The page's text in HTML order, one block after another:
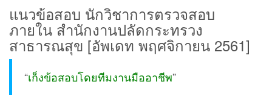
แนวข้อสอบ นักวิชาการตรวจสอบ
ภายใน สำนักงานปลัดกระทรวง
สาธารณสุข [อัพเดท พฤศจิกายน 2561]
“เก็งข้อสอบโดยทีมงานมืออาชีพ”